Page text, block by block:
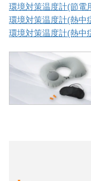
環境対策温度計(節電
環境対策温度計(熱中
環境対策温度計(熱中